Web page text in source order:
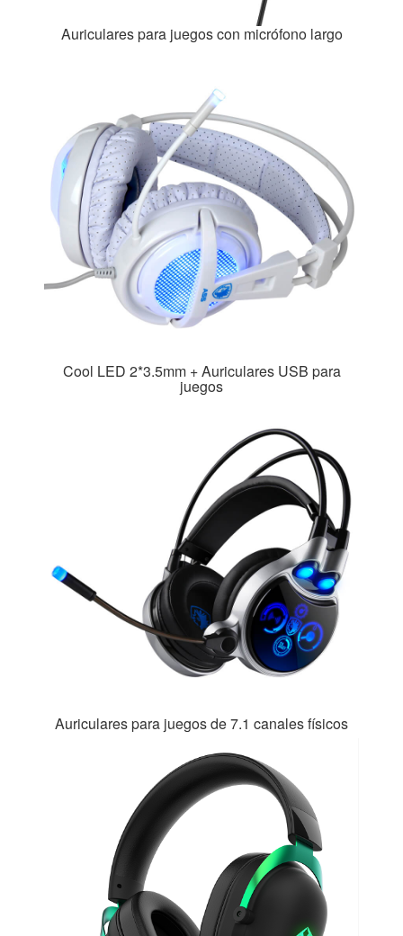
Auriculares para juegos con micrófono largo
Cool LED 2*3.5mm + Auriculares USB para
juegos
Auriculares para juegos de 7.1 canales físicos